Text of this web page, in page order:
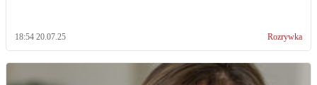
18:54 20.07.25 Rozrywka